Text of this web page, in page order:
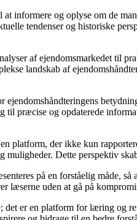
informere og oplyse om de
tendenser og historiske
af ejendomsmarkedet til
landskab af
ejendomshåndteringens
til præcise og opdaterede
platform, der ikke kun
Dette perspektiv
på en forståelig måde,
læserne uden at gå på
det er en platform for læring